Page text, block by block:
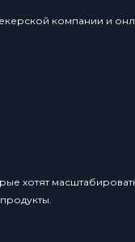
компании и
хотят